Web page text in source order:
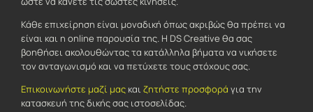
Κάθε επιχείρηση είναι μοναδική όπως ακριβώς θα πρέπει να
είναι και η online παρουσία της. Η DS Creative θα σας
βοηθήσει ακολουθώντας τα κατάλληλα βήματα να νικήσετε
τον ανταγωνισμό και να πετύχετε τους στόχους σας.
Επικοινωνήστε μαζί μας και ζητήστε προσφορά για την
κατασκευή της δικής σας ιστοσελίδας.